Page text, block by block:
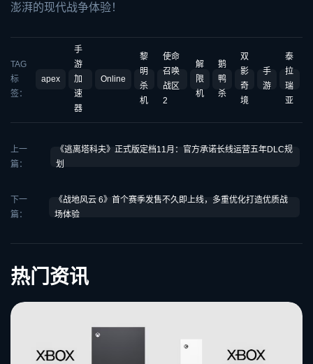
澎湃的现代战争体验！
TAG
标
签：
apex
手
游
加
速
器
Online
黎
明
杀
机
使命
召唤
战区
2
解
限
机
鹅
鸭
杀
双
影
奇
境
手
游
泰
拉
瑞
亚
上一
篇：
《逃离塔科夫》正式版定档11月：官方承诺长线运营五年DLC规
划
下一
篇：
《战地风云 6》首个赛季发售不久即上线，多重优化打造优质战
场体验
热门资讯